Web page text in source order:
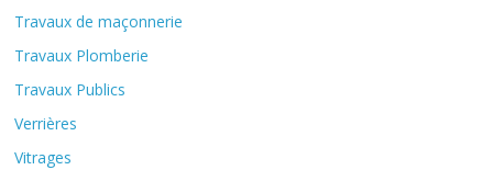
Travaux de maçonnerie
Travaux Plomberie
Travaux Publics
Verrières
Vitrages